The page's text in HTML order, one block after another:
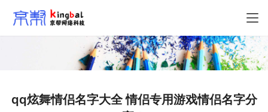
qq炫舞情侣名字大全 情侣专用游戏情侣名字分